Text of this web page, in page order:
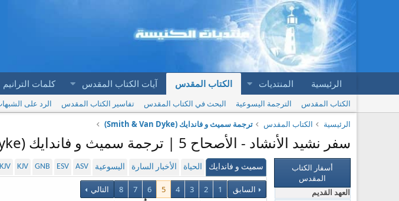
الرئيسية المنتديات الكتاب المقدس آيات الكتاب المقدس كلمات الترانيم
الكتاب المقدس الترجمة اليسوعية البحث في الكتاب المقدس تفاسير الكتاب المقدس الرد على
الرئيسية
الكتاب المقدس ترجمة سميث و فاندايك (Smith & Van Dyke)
سفر نشيد الأنشاد - الأصحاح 5 | ترجمة سميث و فاندايك (Smith & Van Dyke)
سميث و فاندايك الحياة الأخبار السارة اليسوعية ASV
ESV
GNB
KJV
السابق 1
2
3
4
5
6
7
8 التالي
أسفار الكتاب
المقدس
العهد القديم